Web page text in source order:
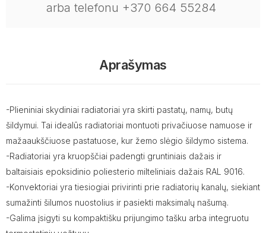
arba telefonu +370 664 55284
Aprašymas
-Plieniniai skydiniai radiatoriai yra skirti pastatų, namų, butų
šildymui. Tai idealūs radiatoriai montuoti privačiuose namuose ir
mažaaukščiuose pastatuose, kur žemo slėgio šildymo sistema.
-Radiatoriai yra kruopščiai padengti gruntiniais dažais ir
baltaisiais epoksidinio poliesterio milteliniais dažais RAL 9016.
-Konvektoriai yra tiesiogiai privirinti prie radiatorių kanalų, siekiant
sumažinti šilumos nuostolius ir pasiekti maksimalų našumą.
-Galima įsigyti su kompaktišku prijungimo tašku arba integruotu